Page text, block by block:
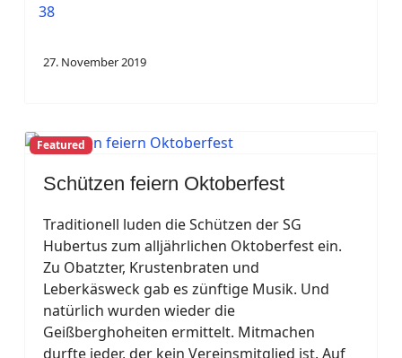
38
27. November 2019
Featured
Schützen feiern Oktoberfest
Traditionell luden die Schützen der SG
Hubertus zum alljährlichen Oktoberfest ein.
Zu Obatzter, Krustenbraten und
Leberkäsweck gab es zünftige Musik. Und
natürlich wurden wieder die
Geißberghoheiten ermittelt. Mitmachen
durfte jeder, der kein Vereinsmitglied ist. Auf